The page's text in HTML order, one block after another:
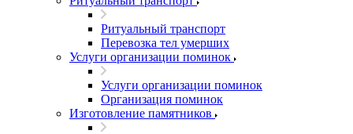
Ритуальный транспорт
Перевозка тел умерших
Услуги организации поминок
Услуги организации поминок
Организация поминок
Изготовление памятников